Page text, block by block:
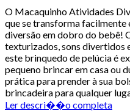
O Macaquinho Atividades
que se transforma facilmente
diversão em dobro do bebê!
texturizados, sons divertidos
este brinquedo de pelúcia é
pequeno brincar em casa ou
prática para prender à sua
brincadeira para qualquer
Ler descri��o completa